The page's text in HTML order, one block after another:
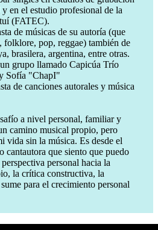
en el estudio profesional de la
(FATEC).
de músicas de su autoría (que
folklore, pop, reggae) también de
brasilera, argentina, entre otras.
grupo llamado Capicúa Trío
Sofía "ChapI"
de canciones autorales y música
a nivel personal, familiar y
camino musical propio, pero
vida sin la música. Es desde el
cantautora que siento que puedo
personal hacia la
la crítica constructiva, la
para el crecimiento personal